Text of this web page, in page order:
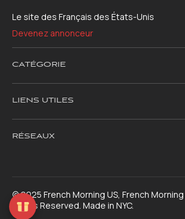
Le site des Français des États-Unis
Devenez annonceur
CATÉGORIE
LIENS UTILES
RÉSEAUX
© 2025 French Morning US, French
Rights Reserved. Made in NYC.